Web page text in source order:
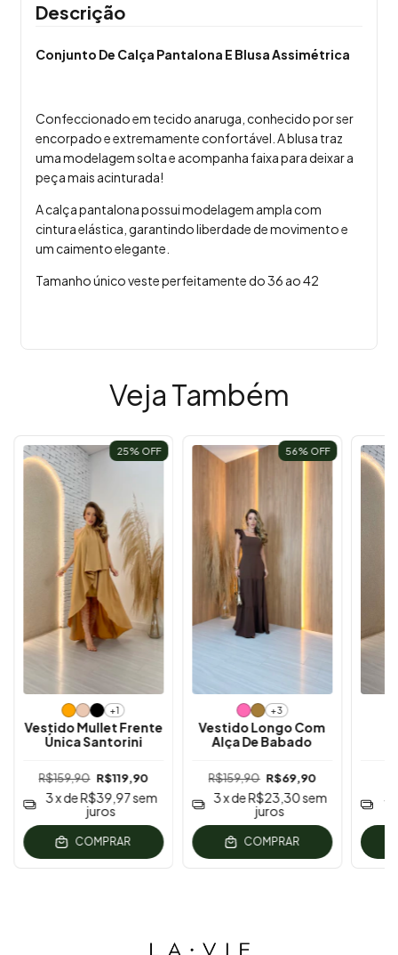
Descrição
Conjunto De Calça Pantalona E Blusa Assimétrica
Confeccionado em tecido anaruga, conhecido por ser
encorpado e extremamente confortável. A blusa traz
uma modelagem solta e acompanha faixa para deixar a
peça mais acinturada!
A calça pantalona possui modelagem ampla com
cintura elástica, garantindo liberdade de movimento e
um caimento elegante.
Tamanho único veste perfeitamente do 36 ao 42
Veja Também
25% OFF
+1
Vestido Mullet Frente
Única Santorini
R$159,90 R$119,90
3x deR$39,97sem
juros
COMPRAR
56% OFF
+3
Vestido Longo Com
Alça De Babado
R$159,90 R$69,90
3x deR$23,30sem
juros
COMPRAR
3